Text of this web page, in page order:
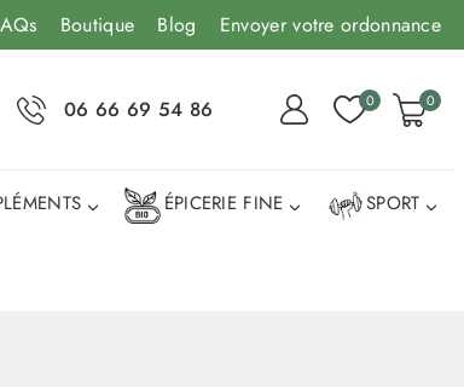
Boutique Blog Envoyer votre ordonnance
06 66 69 54 86 0 0
ÉPICERIE FINE SPORT